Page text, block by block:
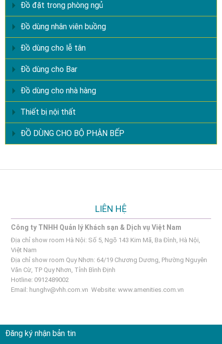
Đồ đặt trong phòng ngủ
Đồ dùng nhân viên buồng
Đồ dùng cho lễ tân
Đồ dùng cho Bar
Đồ dùng cho nhà hàng
Thiết bị nội thất
ĐỒ DÙNG CHO BỘ PHẬN BẾP
LIÊN HỆ
Công ty TNHH Quản lý Khách sạn & Dịch vụ Việt Nam
Địa chỉ show room Hà Nội: Số 5, Ngõ 143 Kim Mã, Ba Đình, Hà Nội,
Việt Nam
Địa chỉ show room Quy Nhơn: 64/19 Chương Dương, Phường Nguyên
Văn Cừ, TP Quy Nhơn, Tỉnh Bình Định
Hotline: 0912489002
Email: hunghv@vhh.com.vn Website:www.amenities.com.vn
Đăng ký nhận bản tin